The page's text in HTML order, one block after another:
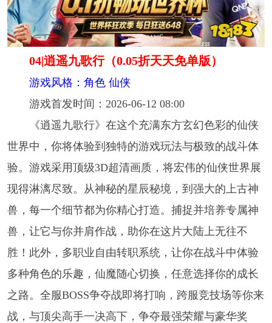
04|逍遥九歌行（0.05折天天免单版）
游戏风格：角色 仙侠
游戏首发时间：2026-06-12 08:00
《逍遥九歌行》在这个充满东方玄幻色彩的仙侠
世界中，你将体验到独特的游戏玩法与极致的战斗体
验。游戏采用顶级3D超清画质，将宏伟的仙侠世界展
现得淋漓尽致。从神秘的星辰秘境，到强大的上古神
兽，每一个细节都为你精心打造。捕捉并培养专属神
兽，让它与你并肩作战，助你在这片大陆上无往不
胜！此外，多职业自由转职系统，让你在战斗中体验
多种角色的乐趣，仙魔随心切换，任意选择你的成长
之路。全服BOSS争夺战即将打响，跨服竞技场等你来
战，与顶尖高手一决高下，争夺最强荣耀与豪华奖